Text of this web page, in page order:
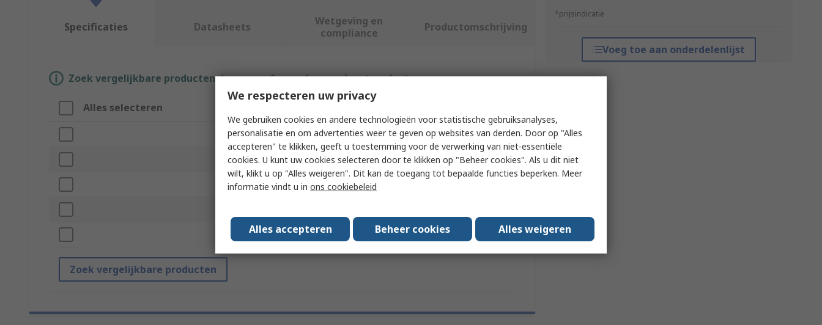
*prijsindicatie
Voeg toe aan onderdelenlijst
Specificaties Datasheets
Wetgeving en
compliance
Productomschrijving
Zoek vergelijkbare producten door een of meer kenmerken te selecteren.
Alles selecteren
Merk Prysmian
Product Type Cable Joint Kit
Kit Contents Straight Cable Joint, Pur Resin
Standards/Approvals No
Zoek vergelijkbare producten
We respecteren uw privacy
We gebruiken cookies en andere technologieën voor statistische gebruiksanalyses,
personalisatie en om advertenties weer te geven op websites van derden. Door op "Alles
accepteren" te klikken, geeft u toestemming voor de verwerking van niet-essentiële
cookies. U kunt uw cookies selecteren door te klikken op "Beheer cookies". Als u dit niet
wilt, klikt u op "Alles weigeren". Dit kan de toegang tot bepaalde functies beperken. Meer
informatie vindt u in ons cookiebeleid
Alles accepteren Beheer cookies Alles weigeren